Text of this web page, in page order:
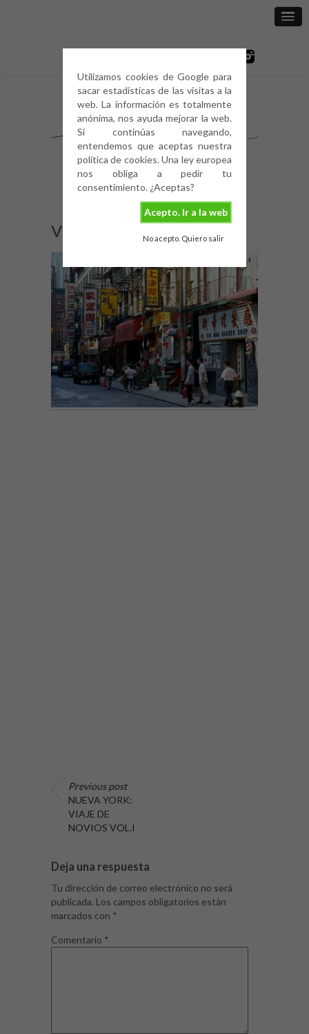
Utilizamos cookies de Google para
sacar estadísticas de las visitas a la
web. La información es totalmente
anónima, nos ayuda mejorar la web.
Si continúas navegando,
entendemos que aceptas nuestra
política de cookies. Una ley europea
nos obliga a pedir tu
consentimiento. ¿Aceptas?
Acepto. Ir a la web
No acepto. Quiero salir
Viaje-Nueva-York-6
Previous post
NUEVA YORK:
VIAJE DE
NOVIOS VOL.I
Deja una respuesta
Tu dirección de correo electrónico no será
publicada. Los campos obligatorios están
marcados con *
Comentario *